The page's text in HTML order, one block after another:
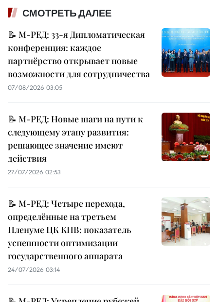
СМОТРЕТЬ ДАЛЕЕ
📝 М-РЕД: 33-я Дипломатическая
конференция: каждое
партнёрство открывает новые
возможности для сотрудничества
07/08/2026 03:05
📝 М-РЕД: Новые шаги на пути к
следующему этапу развития:
решающее значение имеют
действия
27/07/2026 02:53
📝 М-РЕД: Четыре перехода,
определённые на третьем
Пленуме ЦК КПВ: показатель
успешности оптимизации
государственного аппарата
24/07/2026 03:14